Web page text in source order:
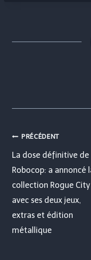
Navigation
de
l’article
PRÉCÉDENT
La dose définitive de
Robocop: a annoncé
collection Rogue City
avec ses deux jeux,
extras et édition
métallique